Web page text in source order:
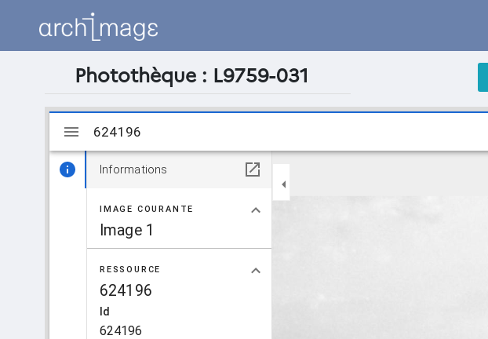
Photothèque : L9759-031
Visualiseur
Mirador
624196
Informations
IMAGE COURANTE
Image 1
RESSOURCE
624196
Id
624196
624196